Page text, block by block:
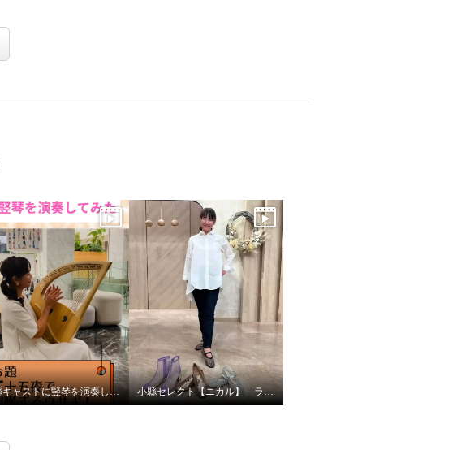
小縣キャストに竪琴を演奏してもらいました 小縣セレクト【ニカル】 ラインナップ！